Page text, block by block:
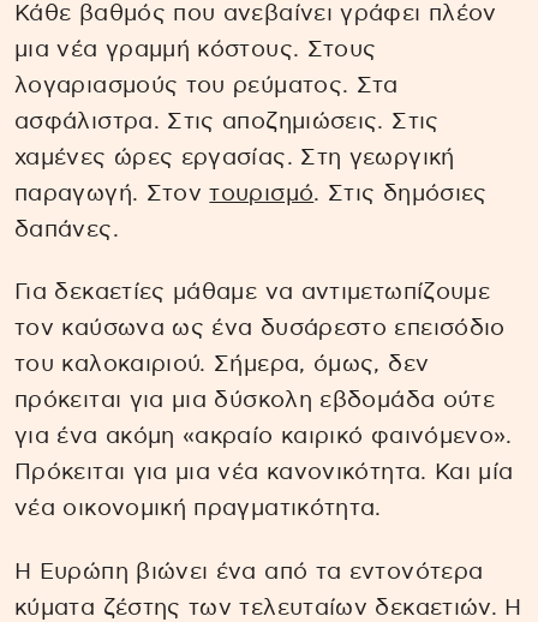
Κάθε βαθμός που ανεβαίνει γράφει πλέον
μια νέα γραμμή κόστους. Στους
λογαριασμούς του ρεύματος. Στα
ασφάλιστρα. Στις αποζημιώσεις. Στις
χαμένες ώρες εργασίας. Στη γεωργική
παραγωγή. Στοντουρισμό. Στις δημόσιες
δαπάνες.
Για δεκαετίες μάθαμε να αντιμετωπίζουμε
τον καύσωνα ως ένα δυσάρεστο επεισόδιο
του καλοκαιριού. Σήμερα, όμως, δεν
πρόκειται για μια δύσκολη εβδομάδα ούτε
για ένα ακόμη «ακραίο καιρικό φαινόμενο».
Πρόκειται για μια νέα κανονικότητα. Και μία
νέα οικονομική πραγματικότητα.
Η Ευρώπη βιώνει ένα από τα εντονότερα
κύματα ζέστης των τελευταίων δεκαετιών. Η